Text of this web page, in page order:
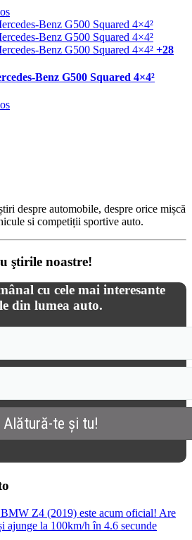
+28
Benz G500 Squared 4×4²
despre automobile, despre orice mișcă
si competiții sportive auto.
ştirile noastre!
cu cele mai interesante
din lumea auto.